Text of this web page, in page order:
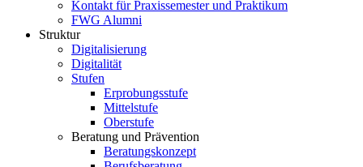
Kontakt für Praxissemester und Praktikum
FWG Alumni
Struktur
Digitalisierung
Digitalität
Stufen
Erprobungsstufe
Mittelstufe
Oberstufe
Beratung und Prävention
Beratungskonzept